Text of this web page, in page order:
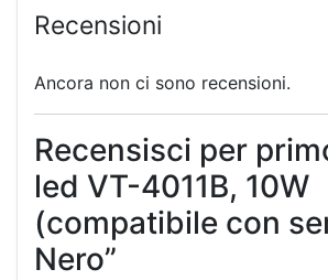
Recensioni
Ancora non ci sono recensioni.
Recensisci per
led VT-4011B, 10W
(compatibile con
Nero”